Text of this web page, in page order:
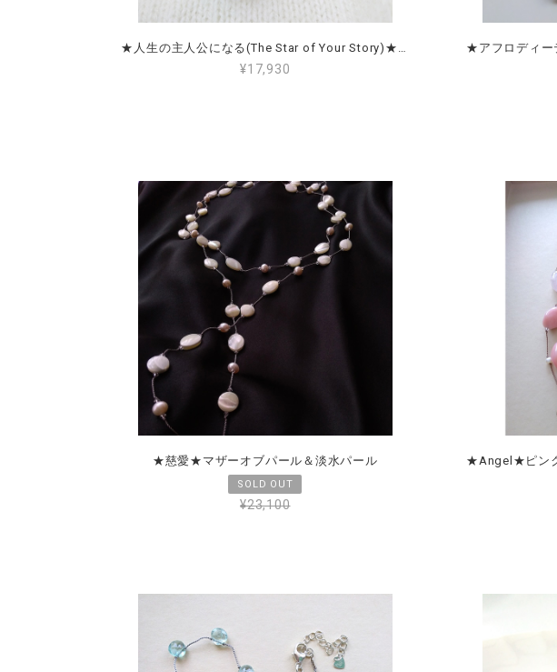
★人生の主人公になる(The Star of Your Story)★エメラルド＆クリアクォーツ Emerald & Clear Quartz
¥17,930
★慈愛★マザーオブパール＆淡水パール
¥23,100